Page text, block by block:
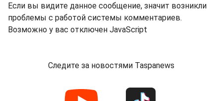
Если вы видите данное сообщение, значит возникли
проблемы с работой системы комментариев.
Возможно у вас отключен JavaScript
Следите за новостями Taspanews